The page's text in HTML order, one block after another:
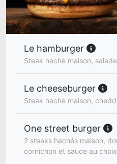
Le hamburger
Steak haché maison,
Le cheeseburger
Steak haché maison,
One street burger
2 steaks hachés maison,
cornichon et sauce au choix